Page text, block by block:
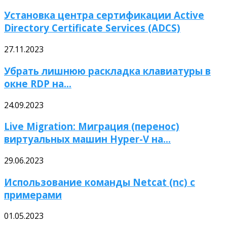
Установка центра сертификации Active
Directory Certificate Services (ADCS)
27.11.2023
Убрать лишнюю раскладка клавиатуры в
окне RDP на...
24.09.2023
Live Migration: Миграция (перенос)
виртуальных машин Hyper-V на...
29.06.2023
Использование команды Netcat (nc) с
примерами
01.05.2023